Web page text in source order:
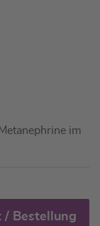
im
/ Bestellung